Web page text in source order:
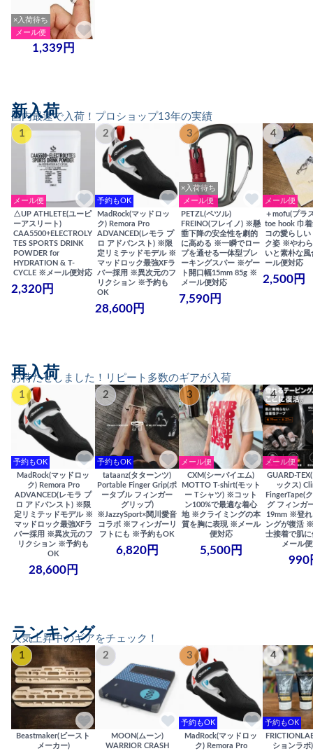
×入荷待ち
メール便
1,339円
国内最速で入荷！プロショップ13年の実績
新入荷
1
メール便
△UP ATHLETE(ユーピ
ーアスリート)
CAA5500+ELECTROLY
TES SPORTS DRINK
POWDER for
HYDRATION & T-
CYCLE ※メール便対応
2,320円
2
予約もOK
MadRock(マッドロッ
ク) Remora Pro
ADVANCED(レモラ プ
ロ アドバンスト) ※限
定リミテッドモデル ※
マッドロック最強XFラ
バー採用 ※異次元のフ
リクション ※予約も
OK
28,600円
3
×入荷待ち
メール便
PETZL(ペツル)
FREINO(フレイノ) ※懸
垂下降の安全性を劇的
に高める ※一瞬でロー
プを通せる一体型ブレ
ーキングスパー ※ゲー
ト開口幅15mm 85g ※
メール便対応
7,590円
4
メール便
＋mofu(プラ
toe hook 巾
コの愛らしい
ク姿 ※やわ
いと素朴な
ール便対応
2,500円
お待たせしました！リピート多数のギアが入荷
再入荷
1
予約もOK
MadRock(マッドロッ
ク) Remora Pro
ADVANCED(レモラ プ
ロ アドバンスト) ※限
定リミテッドモデル ※
マッドロック最強XFラ
バー採用 ※異次元のフ
リクション ※予約も
OK
28,600円
2
予約もOK
tataanz(タターンツ)
Portable Finger Grip(ポ
ータブル フィンガー
グリップ)
※JazzySport×関川愛音
コラボ ※フィンガーリ
フトにも ※予約もOK
6,820円
3
メール便
CXM(シーバイエム)
MOTTO T-shirt(モット
ー Tシャツ) ※コット
ン100%で最適な着心
地 ※クライミングの本
質を胸に表現 ※メール
便対応
5,500円
4
メール便
GUARD-
ックス)
FingerTape(
グ フィンガ
19mm ※登れ
ングが復活
士接着で肌
メール
990
人気上昇中のギアをチェック！
ランキング
1
Beastmaker(ビースト
メーカー)
2
MOON(ムーン)
WARRIOR CRASH
3
予約もOK
MadRock(マッドロッ
ク) Remora Pro
4
予約もOK
ションラボ